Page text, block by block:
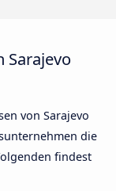
Sarajevo
von Sarajevo
die
findest